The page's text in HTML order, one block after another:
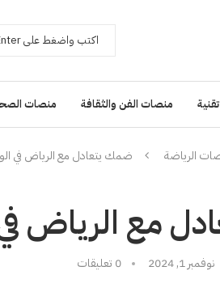
منصات الفن والثقافة منصات
الرياضة ضمك يتعادل مع الرياض في
مع الرياض
نوفمبر 1, 2024 0 تعليقات